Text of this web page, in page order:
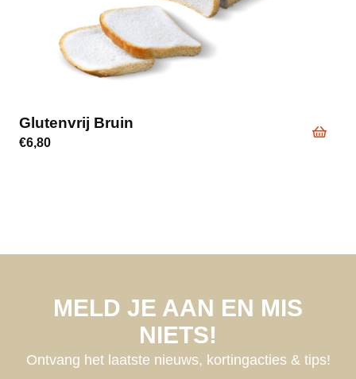
Glutenvrij Bruin
€6,80
MELD JE AAN EN MIS
NIETS!
Ontvang het laatste nieuws, kortingacties & tips!